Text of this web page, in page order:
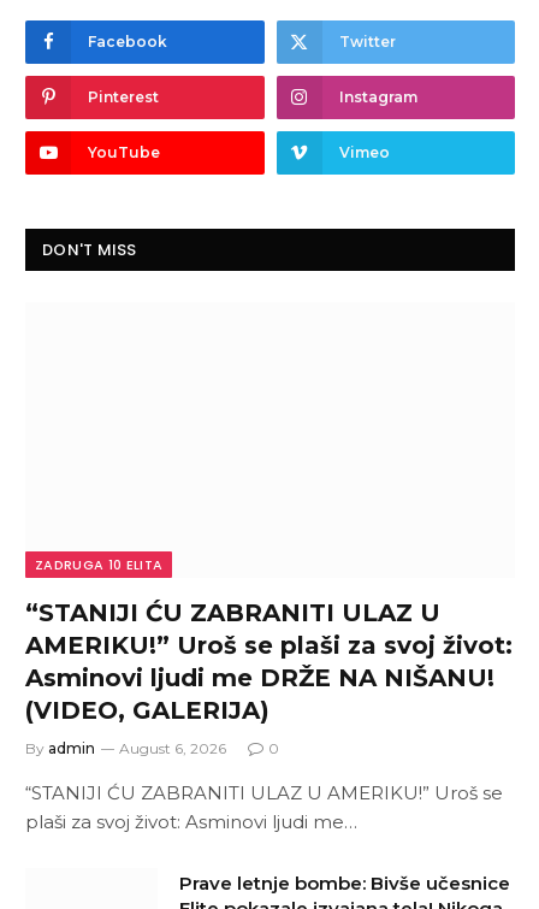
Facebook Twitter
Pinterest Instagram
YouTube Vimeo
DON'T MISS
ZADRUGA 10 ELITA
“STANIJI ĆU ZABRANITI ULAZ U
AMERIKU!” Uroš se plaši za svoj život:
Asminovi ljudi me DRŽE NA NIŠANU!
(VIDEO, GALERIJA)
By admin August 6, 2026 0
“STANIJI ĆU ZABRANITI ULAZ U AMERIKU!” Uroš se
plaši za svoj život: Asminovi ljudi me…
Prave letnje bombe: Bivše učesnice